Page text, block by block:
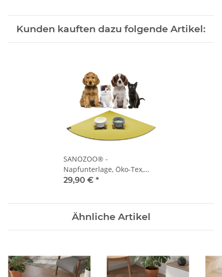
Kunden kauften dazu folgende Artikel:
SANOZOO® -
Napfunterlage, Öko-Tex,
Eckrund 60 x 60 cm
29,90 € *
Ähnliche Artikel